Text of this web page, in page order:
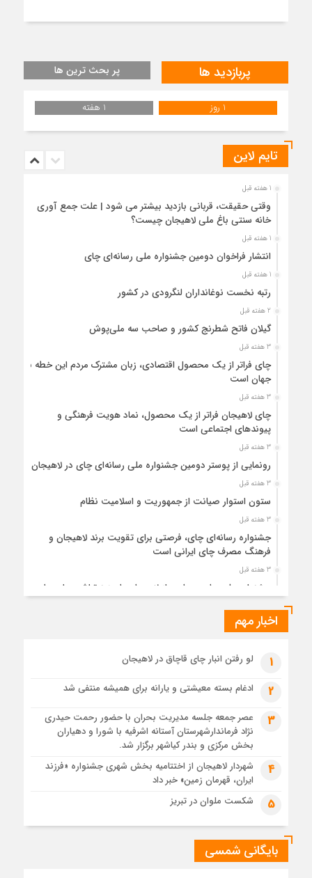
پربازدید ها پر بحث ترین ها
1 روز 1 هفته
تایم لاین
1 هفته قبل
وقتی حقیقت، قربانی بازدید بیشتر می شود | علت جمع آوری
خانه سنتی باغ ملی لاهیجان چیست؟
1 هفته قبل
انتشار فراخوان دومین جشنواره ملی رسانه‌ای چای
1 هفته قبل
رتبه نخست نوغانداران لنگرودی در کشور
2 هفته قبل
گیلان فاتح شطرنج کشور و صاحب سه ملی‌پوش
3 هفته قبل
چای فراتر از یک محصول اقتصادی، زبان مشترک مردم این خطه با
جهان است
3 هفته قبل
چای لاهیجان فراتر از یک محصول، نماد هویت فرهنگی و
پیوندهای اجتماعی است
3 هفته قبل
رونمایی از پوستر دومین جشنواره ملی رسانه‌ای چای در لاهیجان
3 هفته قبل
ستون استوار صیانت از جمهوریت و اسلامیت نظام
3 هفته قبل
جشنواره رسانه‌ای چای، فرصتی برای تقویت برند لاهیجان و
فرهنگ مصرف چای ایرانی است
3 هفته قبل
جشنواره ملی چای، حمایت از لاهیجان یا هزینه‌تراشی برای چای
1 ماه قبل
1 ماه قبل
رئوف
تصاویر هوایی مراسم تشییع پیکر مطهر آقای شهید ایران – مشهد
مراسم تشییع پیکر مطهر آقای شهید ایران – مشهد
تصاویری از تراکم جمعیت حاضر در میدان ثورهالعشرین نجف
اشرف
اخبار مهم
1 لو رفتن انبار چای قاچاق در لاهیجان
2 ادغام بسته معیشتی و یارانه برای همیشه منتفی شد
3
عصر جمعه جلسه مدیریت بحران با حضور رحمت حیدری
نژاد فرماندارشهرستان آستانه اشرفیه با شورا و دهیاران
بخش مرکزی و بندر کیاشهر برگزار شد.
4
شهردار لاهیجان از اختتامیه بخش شهری جشنواره «فرزند
ایران، قهرمان زمین» خبر داد
5 شکست ملوان در تبریز
بایگانی شمسی